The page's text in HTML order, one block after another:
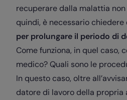
recuperare dalla malattia
quindi, è necessario chiedere
per prolungare il periodo di
Come funziona, in quel caso,
medico? Quali sono le
In questo caso, oltre
datore di lavoro della propria